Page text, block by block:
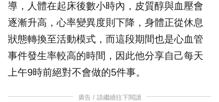
導，人體在起床後數小時內，皮質醇與血壓會
逐漸升高，心率變異度則下降，身體正從休息
狀態轉換至活動模式，而這段期間也是心血管
事件發生率較高的時間，因此他分享自己每天
上午9時前絕對不會做的5件事。
廣告 / 請繼續往下閱讀